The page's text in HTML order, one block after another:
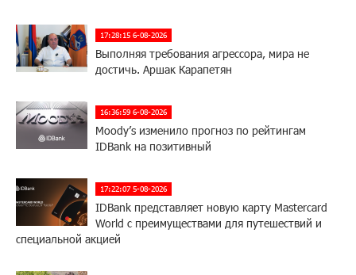
17:28:15 6-08-2026
Выполняя требования агрессора, мира не
достичь. Аршак Карапетян
16:36:59 6-08-2026
Moody’s изменило прогноз по рейтингам
IDBank на позитивный
17:22:07 5-08-2026
IDBank представляет новую карту Mastercard
World с преимуществами для путешествий и
специальной акцией